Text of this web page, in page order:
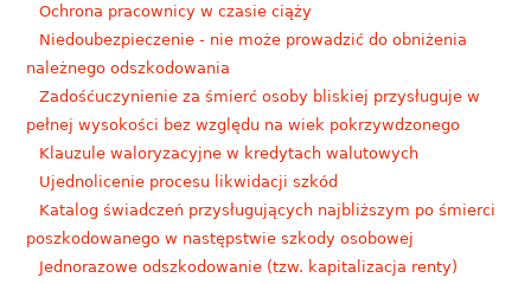
Ochrona pracownicy w czasie ciąży
Niedoubezpieczenie - nie może prowadzić do obniżenia
należnego odszkodowania
Zadośćuczynienie za śmierć osoby bliskiej przysługuje w
pełnej wysokości bez względu na wiek pokrzywdzonego
Klauzule waloryzacyjne w kredytach walutowych
Ujednolicenie procesu likwidacji szkód
Katalog świadczeń przysługujących najbliższym po śmierci
poszkodowanego w następstwie szkody osobowej
Jednorazowe odszkodowanie (tzw. kapitalizacja renty)